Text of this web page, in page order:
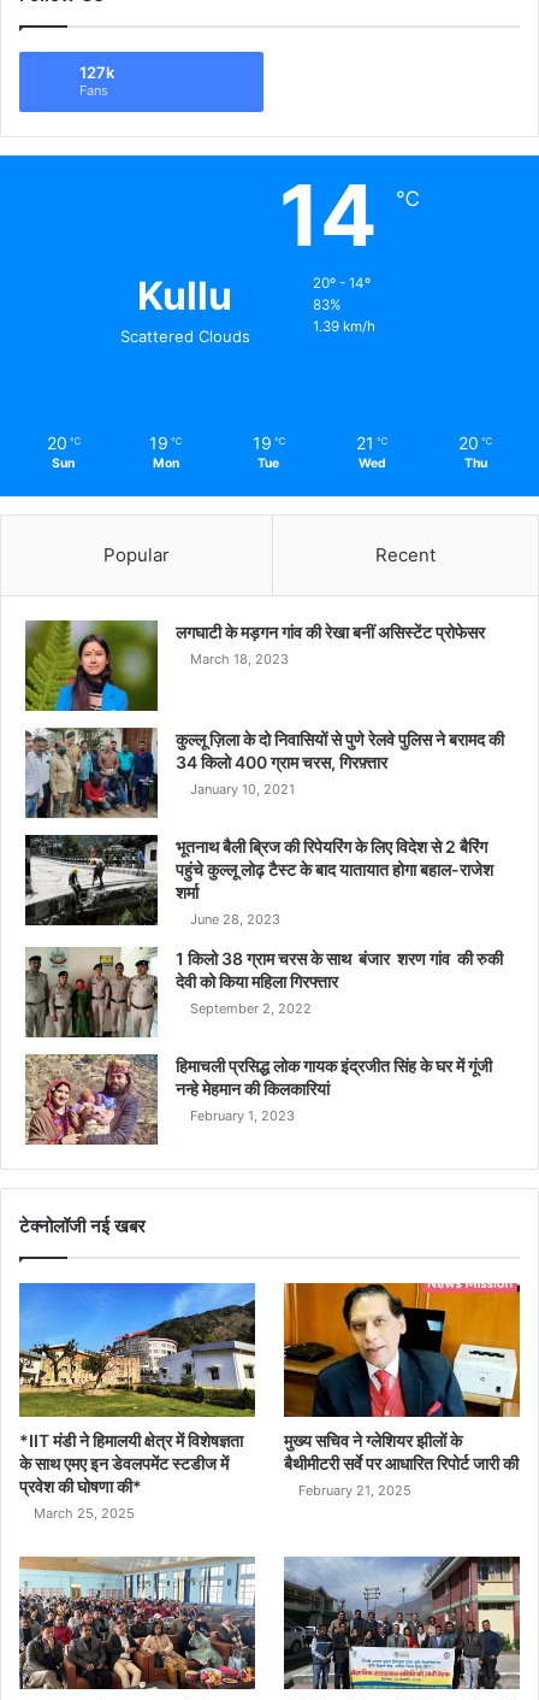
127k
Fans
Kullu
Scattered Clouds
14 ℃
20º - 14º
83%
1.39 km/h
20 ℃
Sun
19 ℃
Mon
19 ℃
Tue
21 ℃
Wed
20 ℃
Thu
Popular Recent
लगघाटी के मड़गन गांव की रेखा बनीं असिस्टेंट प्रोफेसर
March 18, 2023
कुल्लू ज़िला के दो निवासियों से पुणे रेलवे पुलिस ने बरामद की
34 किलो 400 ग्राम चरस, गिरफ़्तार
January 10, 2021
भूतनाथ बैली ब्रिज की रिपेयरिंग के लिए विदेश से 2 बैरिंग
पहुंचे कुल्लू लोढ़ टैस्ट के बाद यातायात होगा बहाल-राजेश
शर्मा
June 28, 2023
1 किलो 38 ग्राम चरस के साथ बंजार शरण गांव की रुकी
देवी को किया महिला गिरफ्तार
September 2, 2022
हिमाचली प्रसिद्ध लोक गायक इंद्रजीत सिंह के घर में गूंजी
नन्हे मेहमान की किलकारियां
February 1, 2023
टेक्नोलॉजी नई खबर
*IIT मंडी ने हिमालयी क्षेत्र में विशेषज्ञता
के साथ एमए इन डेवलपमेंट स्टडीज में
प्रवेश की घोषणा की*
March 25, 2025
मुख्य सचिव ने ग्लेशियर झीलों के
बैथीमीटरी सर्वे पर आधारित रिपोर्ट जारी की
February 21, 2025